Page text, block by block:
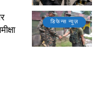
डिफेन्स न्यूज़